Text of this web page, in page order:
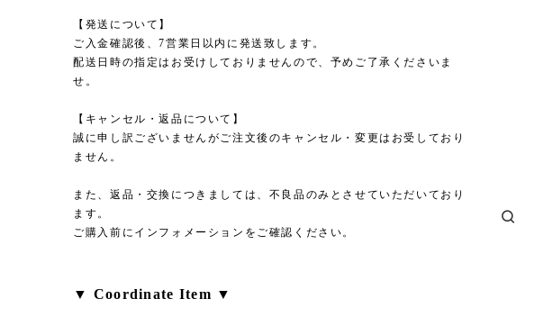
【発送について】
ご入金確認後、7営業日以内に発送致します。
配送日時の指定はお受けしておりませんので、予めご了承くださいま
せ。
【キャンセル・返品について】
誠に申し訳ございませんがご注文後のキャンセル・変更はお受しており
ません。
また、返品・交換につきましては、不良品のみとさせていただいており
ます。
ご購入前にインフォメーションをご確認ください。
▼ Coordinate Item ▼